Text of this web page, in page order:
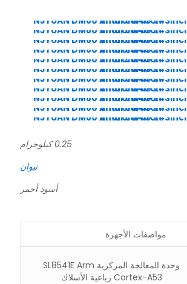
0.25 كيلوجرام
نيوان
أسود أحمر
مواصفات الأجهزة
وحدة المعالجة المركزية SL8541E Arm
Cortex-A53 رباعية الأسلاك